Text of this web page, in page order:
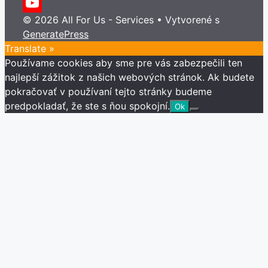
Twitter
YouTube
Channel
© 2026 All For Us - Services • Vytvorené s
GeneratePress
Translate »
Používame cookies aby sme pre vás zabezpečili ten
najlepší zážitok z našich webových stránok. Ak budete
pokračovať v používaní tejto stránky budeme
predpokladať, že ste s ňou spokojní. Ok